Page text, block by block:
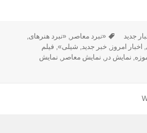
جدید برچسب‌ها
«نبرد معاصر, «نبرد هنرهای,
, اخبار امروز,خبر جدید, شیلی», فیلم
,نمایش در,نمایش معاصر,نمایش